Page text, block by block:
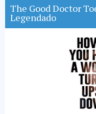
The Good Doctor
Legendado